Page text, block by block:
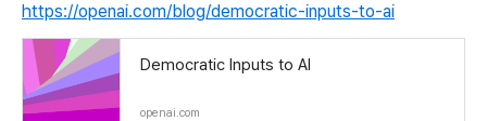
https://openai.com/blog/democratic-inputs-to-ai
Democratic Inputs to AI
openai.com